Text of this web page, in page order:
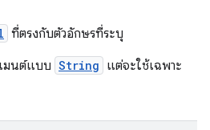
ที่ตรงกับตัวอักษรที่ระบุ
มนต์แบบ String แต่จะใช้เฉพาะ